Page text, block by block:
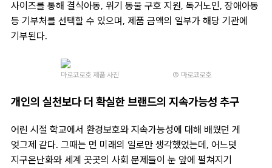
사이즈를 통해 결식아동, 위기 동물 구호 지원, 독거노인, 장애아동
등 기부처를 선택할 수 있으며, 제품 금액의 일부가 해당 기관에
기부된다.
마로코로호 제품 사진 Ⓒ 마로코로호
개인의 실천보다 더 확실한 브랜드의 지속가능성 추구
어린 시절 학교에서 환경보호와 지속가능성에 대해 배웠던 게
엊그제 같다. 그때는 먼 미래의 일로만 생각했었는데, 어느덧
지구온난화와 세계 곳곳의 사회 문제들이 눈 앞에 펼쳐지기